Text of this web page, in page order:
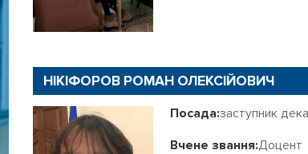
НІКІФОРОВ РОМАН ОЛЕКСІЙОВИЧ
Посада:заступник
Вчене звання:Доцент